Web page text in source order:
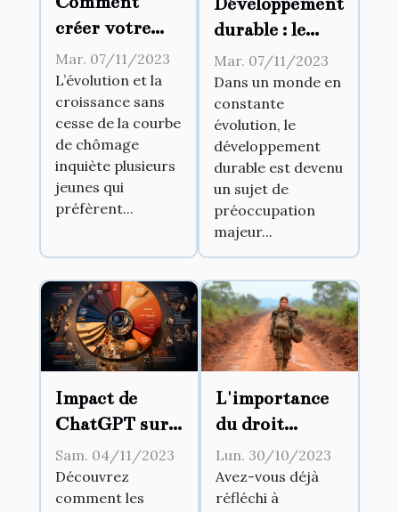
créer votre
propre
business ?
Mar. 07/11/2023
L’évolution et la
croissance sans
cesse de la courbe
de chômage
inquiète plusieurs
jeunes qui
préfèrent...
durable : le
nouvel enjeu
des entreprises
ambitieuses
Mar. 07/11/2023
Dans un monde en
constante
évolution, le
développement
durable est devenu
un sujet de
préoccupation
majeur...
Impact de
ChatGPT sur
la dynamique
des services à
la clientèle
Sam. 04/11/2023
Découvrez
comment les
L'importance
du droit
international
humanitaire
Lun. 30/10/2023
Avez-vous déjà
réfléchi à